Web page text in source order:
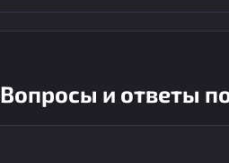
Вопросы и ответы